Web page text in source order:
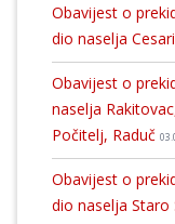
Obavijest o
dio naselja
Obavijest o
naselja
Počitelj, Raduč
Obavijest o
dio naselja Staro